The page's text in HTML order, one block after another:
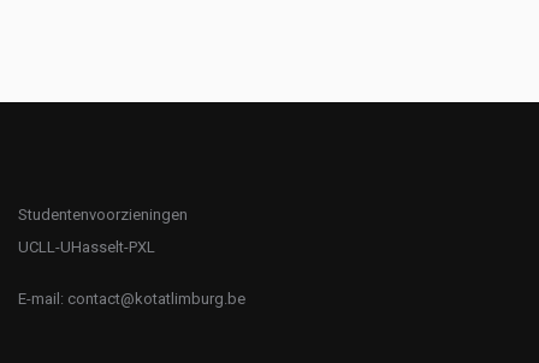
Studentenvoorzieningen
UCLL-UHasselt-PXL
E-mail: contact@kotatlimburg.be